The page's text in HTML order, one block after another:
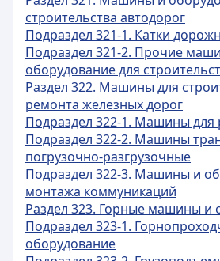
строительства автодорог
Подраздел 321-1. Катки
Подраздел 321-2. Прочие
оборудование для
Раздел 322. Машины для
ремонта железных дорог
Подраздел 322-1. Машины для
Подраздел 322-2. Машины
погрузочно-разгрузочные
Подраздел 322-3. Машины и
монтажа коммуникаций
Раздел 323. Горные машины и
Подраздел 323-1.
оборудование